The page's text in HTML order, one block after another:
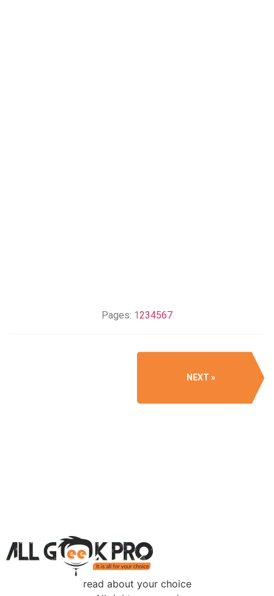
Pages: 1 234567
NEXT
read about your choice